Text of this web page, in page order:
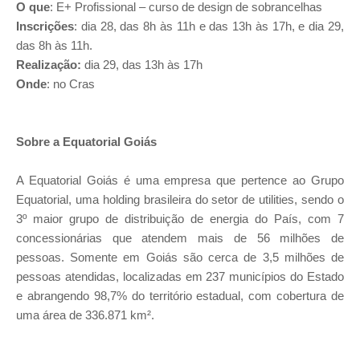
O que: E+ Profissional – curso de design de sobrancelhas
Inscrições: dia 28, das 8h às 11h e das 13h às 17h, e dia 29,
das 8h às 11h.
Realização: dia 29, das 13h às 17h
Onde: no Cras
Sobre a Equatorial Goiás
A Equatorial Goiás é uma empresa que pertence ao Grupo
Equatorial, uma holding brasileira do setor de utilities, sendo o
3º maior grupo de distribuição de energia do País, com 7
concessionárias que atendem mais de 56 milhões de
pessoas. Somente em Goiás são cerca de 3,5 milhões de
pessoas atendidas, localizadas em 237 municípios do Estado
e abrangendo 98,7% do território estadual, com cobertura de
uma área de 336.871 km².